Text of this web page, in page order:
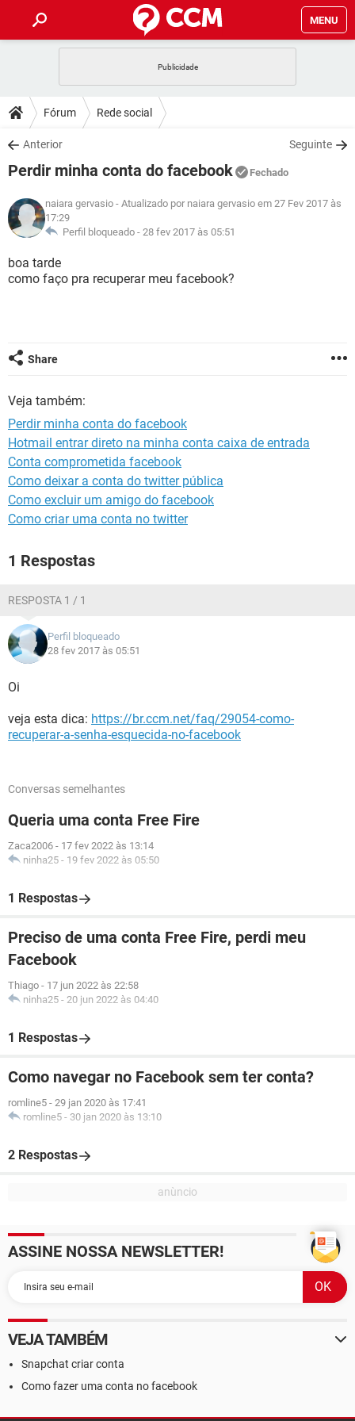
MENU
CELULAR
OUTLOOK
INSTAGRAM GMAIL
GUIA DE COMPRAS
DICAS
JOGOS
INSTAGRAM GMAIL
GUIA DE COMPRAS
DOWNLOADS
JOGOS WHATSAPP
CELULAR FACEBOOK
OUTLOOK EXCEL
GUIA DE COMPRAS
JOGOS WHATSAPP
CELULAR FACEBOOK
OUTLOOK
GLOSSÁRIO
CELULAR FACEBOOK
GUIA DE COMPRAS
Fórum Rede social
Anterior Seguinte
Perdir minha conta do facebook Fechado
naiara gervasio - Atualizado por naiara gervasio em 27 Fev 2017 às
17:29
Perfil bloqueado -28 fev 2017 às 05:51
boa tarde
como faço pra recuperar meu facebook?
Share
Veja também:
Perdir minha conta do facebook
Hotmail entrar direto na minha conta caixa de entrada
Conta comprometida facebook
Como deixar a conta do twitter pública
Como excluir um amigo do facebook
Como criar uma conta no twitter
1 Respostas
RESPOSTA 1 / 1
Perfil bloqueado
28 fev 2017 às 05:51
Oi
veja esta dica: https://br.ccm.net/faq/29054-como-
recuperar-a-senha-esquecida-no-facebook
Conversas semelhantes
Queria uma conta Free Fire
Zaca2006 - 17 fev 2022 às 13:14
ninha25 - 19 fev 2022 às 05:50
1 Respostas
Preciso de uma conta Free Fire, perdi meu
Facebook
Thiago - 17 jun 2022 às 22:58
ninha25 - 20 jun 2022 às 04:40
1 Respostas
Como navegar no Facebook sem ter conta?
romline5 - 29 jan 2020 às 17:41
romline5 - 30 jan 2020 às 13:10
2 Respostas
ASSINE NOSSA NEWSLETTER!
VEJA TAMBÉM
Snapchat criar conta
Como fazer uma conta no facebook